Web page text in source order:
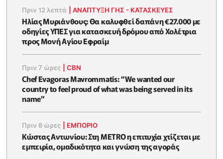
Πριν 12 λεπτά |ΑΝΑΠΤΥΞΗ ΓΗΣ - ΚΑΤΑΣΚΕΥΕΣ
Ηλίας Μυριάνθους: Θα καλυφθεί δαπάνη €27.000 με
οδηγίες ΥΠΕΣ για κατασκευή δρόμου από Χολέτρια
προς Μονή Αγίου Εφραίμ
Πριν 7 ώρες |CBN
Chef Evagoras Mavrommatis: “We wanted our
country to feel proud of what was being served in its
name”
Πριν 8 ώρες ΕΜΠΟΡΙΟ
Κώστας Αντωνίου: Στη METRO η επιτυχία χτίζεται με
εμπειρία, ομαδικότητα και γνώση της αγοράς